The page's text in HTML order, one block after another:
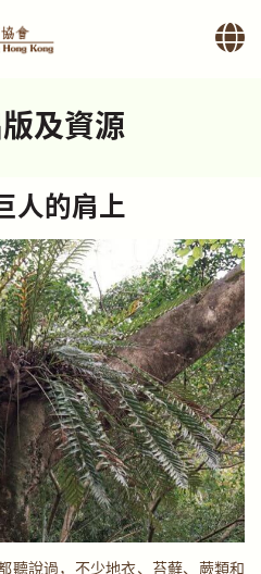
及資源
人的肩上
聽說過，不少地衣、苔蘚、蕨類和